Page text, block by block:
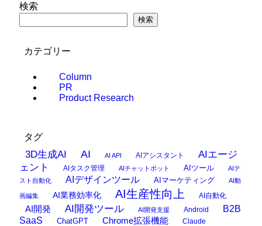
検索
検索
カテゴリー
Column
PR
Product Research
タグ
3D生成AI AI AI API AIアシスタント
AIエージ
ェント
AIタスク管理 AIチャットボット AIツール
AIテ
スト自動化
AIデザインツール AIマーケティング AI動
画編集 AI業務効率化 AI生産性向上 AI自動化
AI開発 AI開発ツール AI開発支援 Android
B2B
SaaS
ChatGPT Chrome拡張機能 Claude